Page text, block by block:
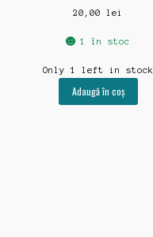
20,00lei
1 în stoc
Only 1 left in stock
Adaugă în coș